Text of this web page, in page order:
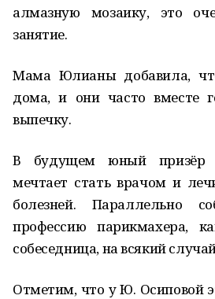
алмазную мозаику, это
занятие.
Мама Юлианы добавила,
дома, и они часто вместе
выпечку.
В будущем юный призёр
мечтает стать врачом и
болезней. Параллельно
профессию парикмахера,
собеседница, на всякий
Отметим, что у Ю. Осиповой